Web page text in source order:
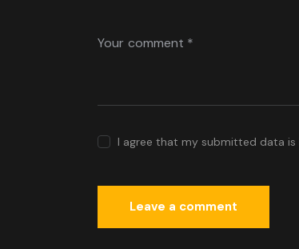
I agree that my submitted data